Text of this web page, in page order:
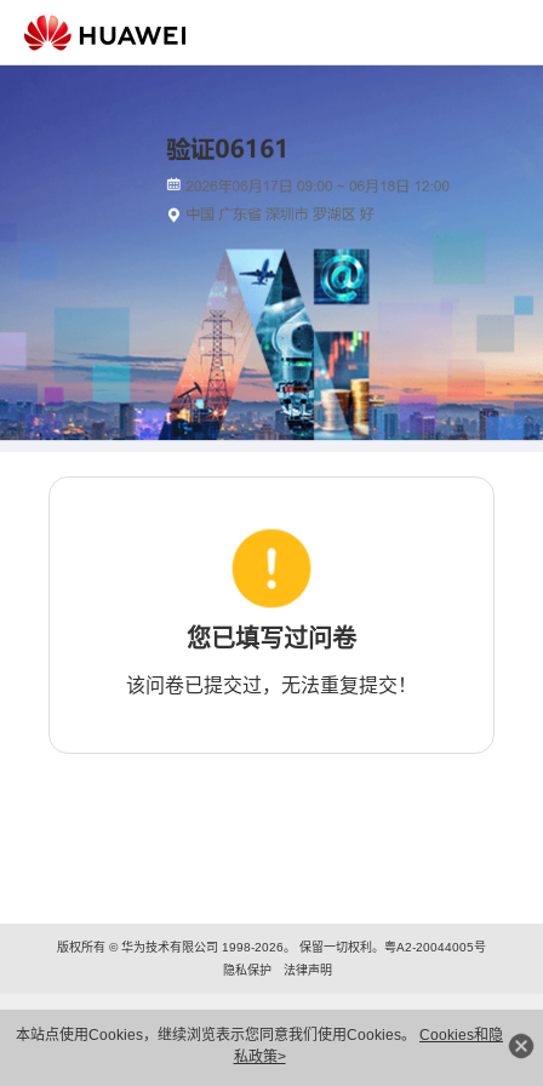
本站点使用Cookies，继续浏览表示您同意我们使用Cookies。 Cookies和隐
私政策>
您已填写过问卷
该问卷已提交过，无法重复提交！
版权所有 © 华为技术有限公司 1998-2026。 保留一切权利。粤A2-20044005号
隐私保护
法律声明